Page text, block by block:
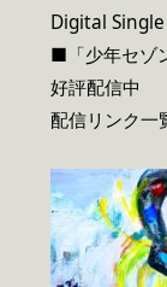
Digital Single
■「少年セゾ
好評配信中
配信リンク